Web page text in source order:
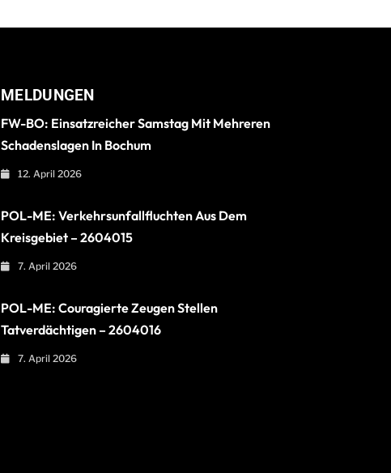
MELDUNGEN
FW-BO: Einsatzreicher Samstag Mit Mehreren
Schadenslagen In Bochum
12. April 2026
POL-ME: Verkehrsunfallfluchten Aus Dem
Kreisgebiet – 2604015
7. April 2026
POL-ME: Couragierte Zeugen Stellen
Tatverdächtigen – 2604016
7. April 2026